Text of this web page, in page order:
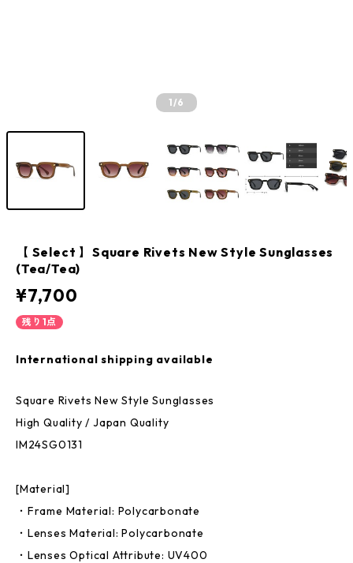
1/6
【 Select 】Square Rivets New Style Sunglasses
(Tea/Tea)
¥7,700
残り1点
International shipping available
Square Rivets New Style Sunglasses
High Quality / Japan Quality
IM24SG0131
[Material]
・Frame Material: Polycarbonate
・Lenses Material: Polycarbonate
・Lenses Optical Attribute: UV400